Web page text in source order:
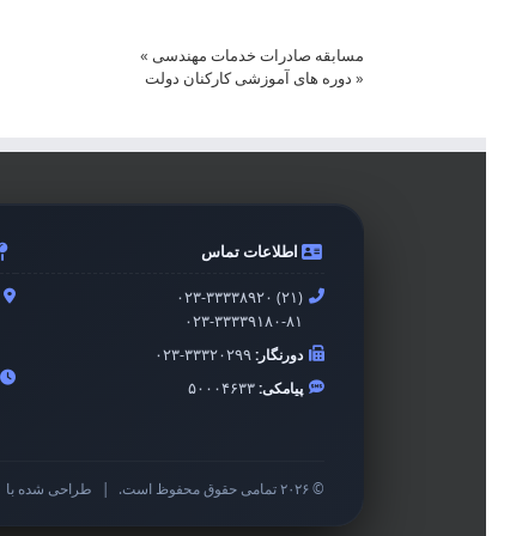
مسابقه صادرات خدمات مهندسی »
« دوره های آموزشی کارکنان دولت
اطلاعات تماس
۰۲۳-۳۳۳۳۸۹۲۰ (۲۱)
۰۲۳-۳۳۳۳۹۱۸۰-۸۱
دورنگار:۰۲۳-۳۳۳۲۰۲۹۹
پیامکی:۵۰۰۰۴۶۳۳
© ۲۰۲۶ تمامی حقوق محفوظ است. طراحی شده با